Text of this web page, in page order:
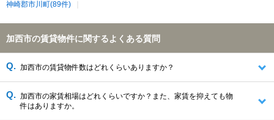
神崎郡市川町(89件)
加西市の賃貸物件に関するよくある質問
加西市の賃貸物件数はどれくらいありますか？
加西市の家賃相場はどれくらいですか？また、家賃を抑えても物
件はありますか。